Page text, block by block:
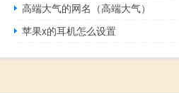
高端大气的网名（高端大气）
苹果x的耳机怎么设置